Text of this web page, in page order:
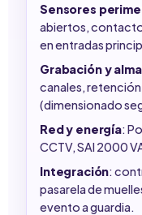
Sensores
abiertos,
en entradas
Grabación y
canales, retención
(dimensionado
Red y energía:
CCTV, SAI 2000
Integración:
pasarela de
evento a guardia.